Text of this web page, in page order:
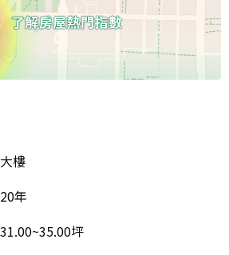
大樓
20年
31.00~35.00坪